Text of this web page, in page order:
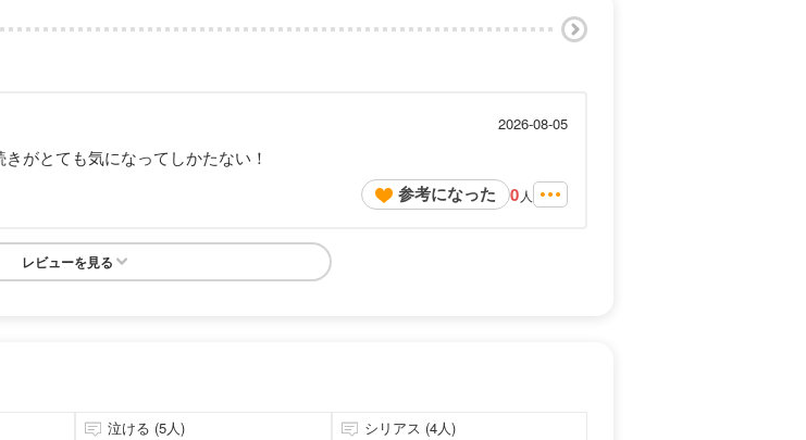
2026-08-05
がとても気になってしかたない！
参考になった 0 人
レビューを見る
泣ける (5人) シリアス (4人)